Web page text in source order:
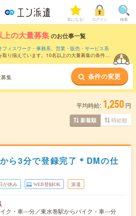
気になる! ログイン 検索
上の大量募集のお仕事一覧
フィスワーク・事務系、 営業・販売・サービス系
取り揃えています。10名以上の大量募集の条件の
集 条件の変更
平均時給: 1,250 円
新着順 時給順
ら3分で登録完了＊DMの仕
が休み WEB登録OK 派遣
ク・車---分／東水巻駅からバイク・車---分